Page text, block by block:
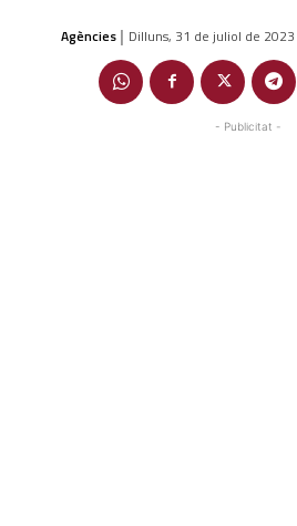
Agències | Dilluns, 31 de juliol de 2023
- Publicitat -